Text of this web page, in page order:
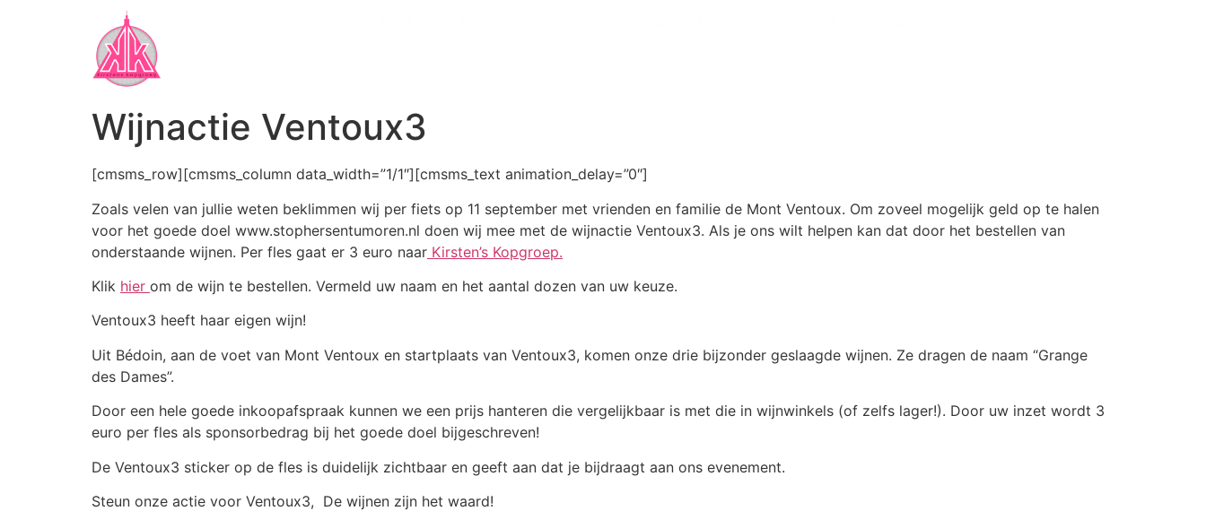
Wijnactie Ventoux3
[cmsms_row][cmsms_column data_width=”1/1″][cmsms_text animation_delay=”0″]
Zoals velen van jullie weten beklimmen wij per fiets op 11 september met vrienden en familie de Mont Ventoux. Om zoveel mogelijk geld op te halen
voor het goede doel www.stophersentumoren.nl doen wij mee met de wijnactie Ventoux3. Als je ons wilt helpen kan dat door het bestellen van
onderstaande wijnen. Per fles gaat er 3 euro naar Kirsten’s Kopgroep.
Klik hier om de wijn te bestellen. Vermeld uw naam en het aantal dozen van uw keuze.
Ventoux3 heeft haar eigen wijn!
Uit Bédoin, aan de voet van Mont Ventoux en startplaats van Ventoux3, komen onze drie bijzonder geslaagde wijnen. Ze dragen de naam “Grange
des Dames”.
Door een hele goede inkoopafspraak kunnen we een prijs hanteren die vergelijkbaar is met die in wijnwinkels (of zelfs lager!). Door uw inzet wordt 3
euro per fles als sponsorbedrag bij het goede doel bijgeschreven!
De Ventoux3 sticker op de fles is duidelijk zichtbaar en geeft aan dat je bijdraagt aan ons evenement.
Steun onze actie voor Ventoux3, De wijnen zijn het waard!